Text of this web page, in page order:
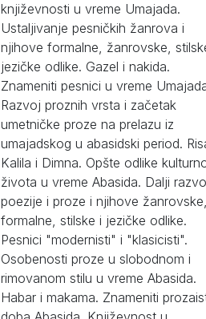
književnosti u vreme Umajada.
Ustaljivanje pesničkih žanrova i
njihove formalne, žanrovske,
jezičke odlike. Gazel i nakida.
Znameniti pesnici u vreme
Razvoj proznih vrsta i začetak
umetničke proze na prelazu iz
umajadskog u abasidski period.
Kalila i Dimna. Opšte odlike
života u vreme Abasida. Dalji
poezije i proze i njihove
formalne, stilske i jezičke odlike.
Pesnici "modernisti" i "klasicisti".
Osobenosti proze u slobodnom i
rimovanom stilu u vreme Abasida.
Habar i makama. Znameniti